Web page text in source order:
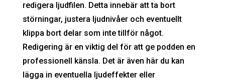
redigera ljudfilen. Detta innebär att ta bort
störningar, justera ljudnivåer och eventuellt
klippa bort delar som inte tillför något.
Redigering är en viktig del för att ge podden en
professionell känsla. Det är även här du kan
lägga in eventuella ljudeffekter eller